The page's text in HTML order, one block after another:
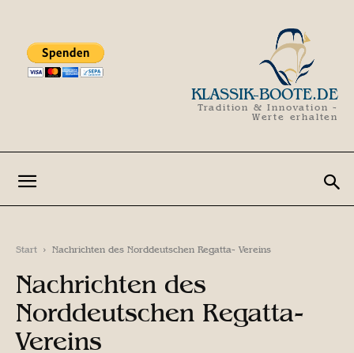
KLASSIK-BOOTE.DE
Tradition & Innovation -
Werte erhalten
Start Nachrichten des Norddeutschen Regatta- Vereins
Nachrichten des
Norddeutschen Regatta-
Vereins